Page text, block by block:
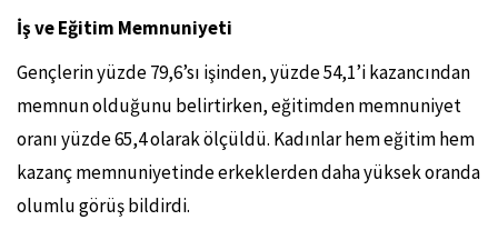
İş ve Eğitim Memnuniyeti
Gençlerin yüzde 79,6’sı işinden, yüzde 54,1’i kazancından
memnun olduğunu belirtirken, eğitimden memnuniyet
oranı yüzde 65,4 olarak ölçüldü. Kadınlar hem eğitim hem
kazanç memnuniyetinde erkeklerden daha yüksek oranda
olumlu görüş bildirdi.